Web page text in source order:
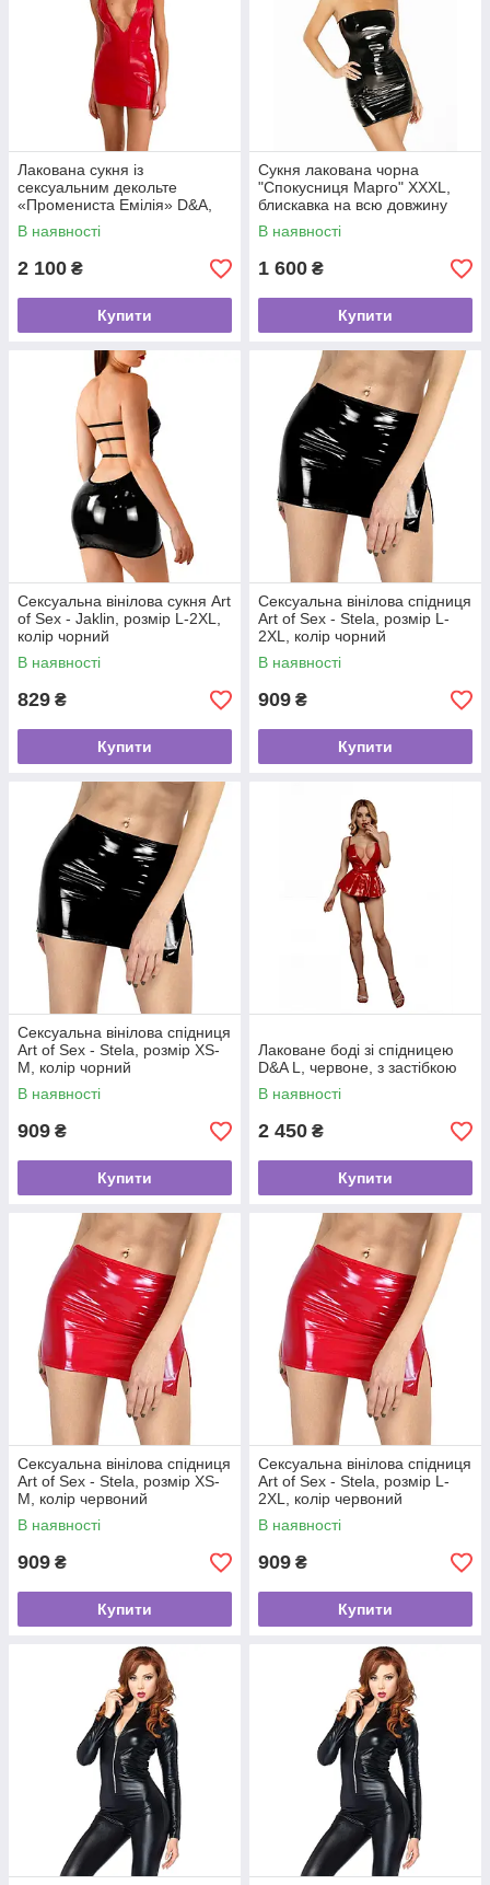
Лакована сукня із
сексуальним декольте
«Промениста Емілія» D&A,
XL, червона
В наявності
2 100 ₴
Купити
Сукня лакована чорна
"Спокусниця Марго" XXXL,
блискавка на всю довжину
позаду
В наявності
1 600 ₴
Купити
Сексуальна вінілова сукня Art
of Sex - Jaklin, розмір L-2XL,
колір чорний
В наявності
829 ₴
Купити
Сексуальна вінілова спідниця
Art of Sex - Stela, розмір L-
2XL, колір чорний
В наявності
909 ₴
Купити
Сексуальна вінілова спідниця
Art of Sex - Stela, розмір XS-
M, колір чорний
В наявності
909 ₴
Купити
Лаковане боді зі спідницею
D&A L, червоне, з застібкою
В наявності
2 450 ₴
Купити
Сексуальна вінілова спідниця
Art of Sex - Stela, розмір XS-
M, колір червоний
В наявності
909 ₴
Купити
Сексуальна вінілова спідниця
Art of Sex - Stela, розмір L-
2XL, колір червоний
В наявності
909 ₴
Купити